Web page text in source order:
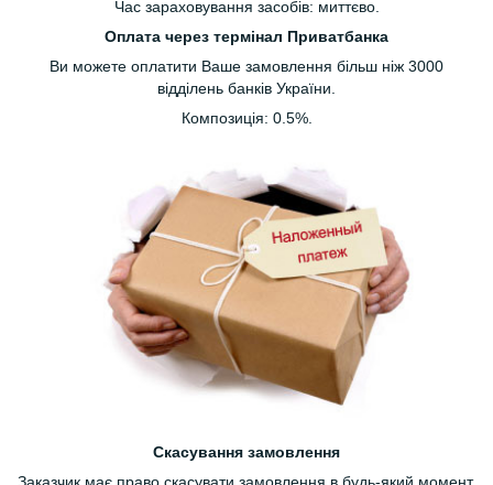
Час зараховування засобів: миттєво.
Оплата через термінал Приватбанка
Ви можете оплатити Ваше замовлення більш ніж 3000
відділень банків України.
Композиція: 0.5%.
Скасування замовлення
Заказчик має право скасувати замовлення в будь-який момент,